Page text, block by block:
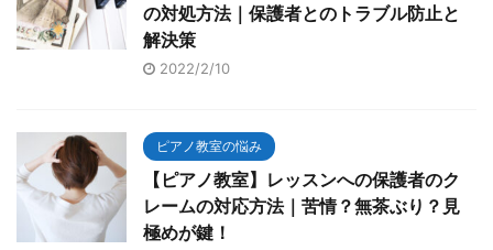
の対処方法｜保護者とのトラブル防止と
解決策
2022/2/10
ピアノ教室の悩み
【ピアノ教室】レッスンへの保護者のク
レームの対応方法｜苦情？無茶ぶり？見
極めが鍵！